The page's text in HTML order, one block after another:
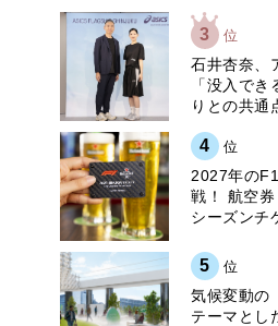
3 位
石井杏奈、
「没入で
りとの共通
4 位
2027年の
戦！ 航空
シーズンチ
5 位
気候変動の
テーマとし